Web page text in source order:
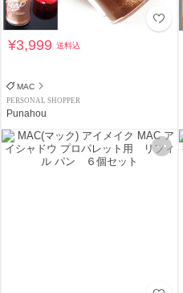
¥3,999送料込
MAC
PERSONAL SHOPPER
Punahou